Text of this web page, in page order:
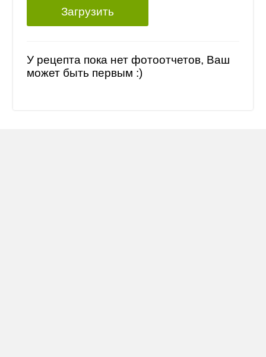
Загрузить
У рецепта пока нет фотоотчетов, Ваш
может быть первым :)